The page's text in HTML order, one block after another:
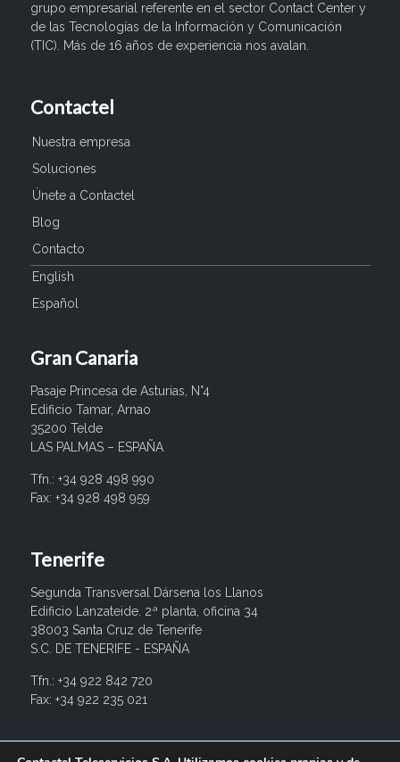
grupo empresarial referente en el sector Contact Center y
de las Tecnologías de la Información y Comunicación
(TIC). Más de 16 años de experiencia nos avalan.
Contactel
Nuestra empresa
Soluciones
Únete a Contactel
Blog
Contacto
English
Español
Gran Canaria
Pasaje Princesa de Asturias, N°4
Edificio Tamar, Arnao
35200 Telde
LAS PALMAS – ESPAÑA
Tfn.: +34 928 498 990
Fax: +34 928 498 959
Tenerife
Segunda Transversal Dársena los Llanos
Edificio Lanzateide. 2ª planta, oficina 34
38003 Santa Cruz de Tenerife
S.C. DE TENERIFE - ESPAÑA
Tfn.: +34 922 842 720
Fax: +34 922 235 021
info@contactel.es